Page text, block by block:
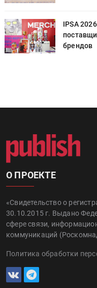
IPSA
брендов
О ПРОЕКТЕ
«Свидетельство о
30.10.2015 г. Выдано
сфере связи,
коммуникаций
Политика обработки